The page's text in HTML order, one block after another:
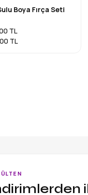
Boya Fırça Seti
TL
TL